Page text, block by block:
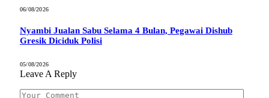
06/08/2026
Nyambi Jualan Sabu Selama 4 Bulan, Pegawai Dishub
Gresik Diciduk Polisi
05/08/2026
Leave A Reply